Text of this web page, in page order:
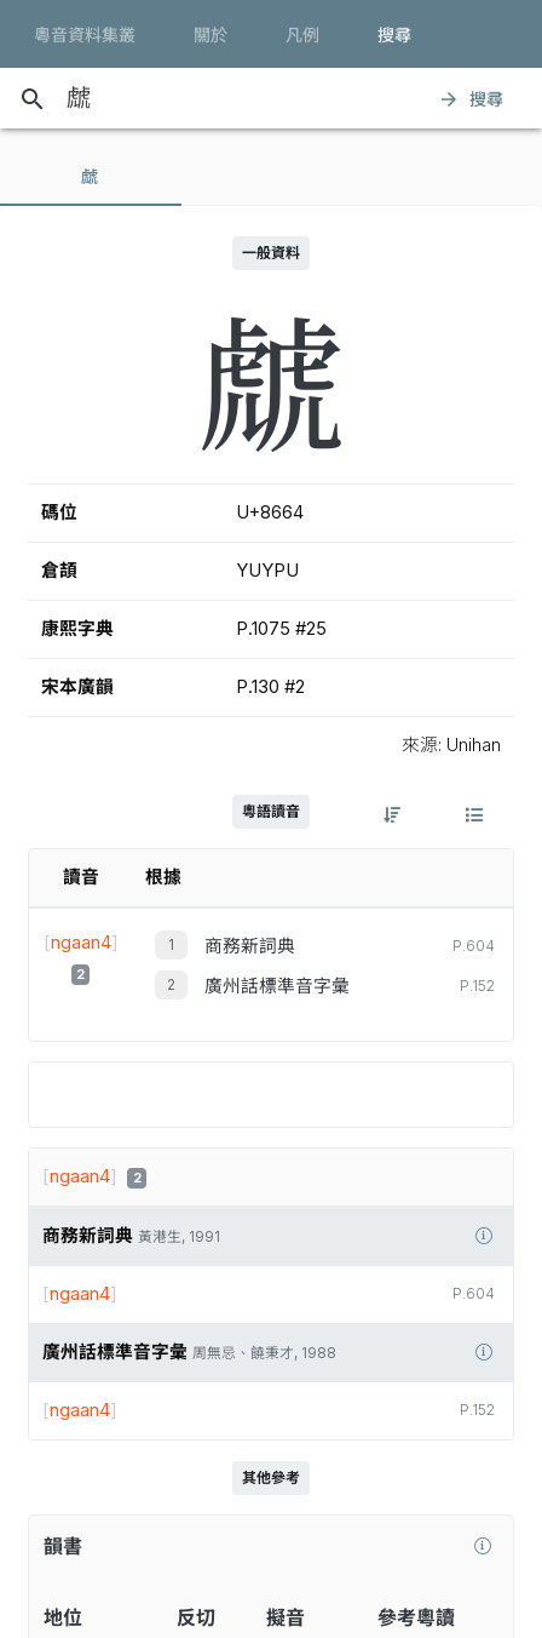
粵音資料集叢 關於 凡例 搜尋
search arrow_forward 搜尋
虤
一般資料
虤
碼位 U+8664
倉頡 YUYPU
康熙字典 P.1075 #25
宋本廣韻 P.130 #2
來源: Unihan
粵語讀音
讀音 根據
[ngaan4]
2
商務新詞典 P.604
廣州話標準音字彙 P.152
[ngaan4] 2
商務新詞典 黃港生, 1991
P.604
[ngaan4]
廣州話標準音字彙 周無忌、饒秉才, 1988
P.152
[ngaan4]
其他參考
韻書
地位 反切 擬音 參考粵讀